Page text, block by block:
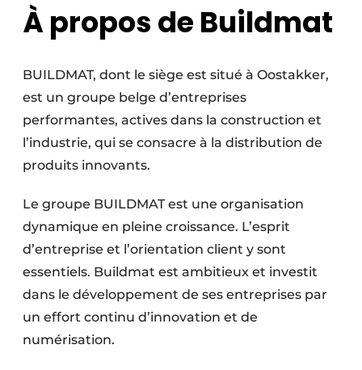
À propos de Buildmat
BUILDMAT, dont le siège est situé à Oostakker,
est un groupe belge d’entreprises
performantes, actives dans la construction et
l’industrie, qui se consacre à la distribution de
produits innovants.
Le groupe BUILDMAT est une organisation
dynamique en pleine croissance. L’esprit
d’entreprise et l’orientation client y sont
essentiels. Buildmat est ambitieux et investit
dans le développement de ses entreprises par
un effort continu d’innovation et de
numérisation.